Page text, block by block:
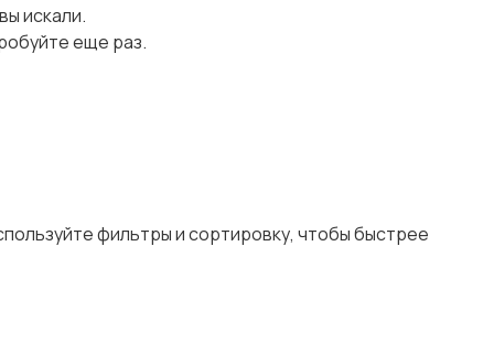
искали.
еще раз.
фильтры и сортировку, чтобы быстрее